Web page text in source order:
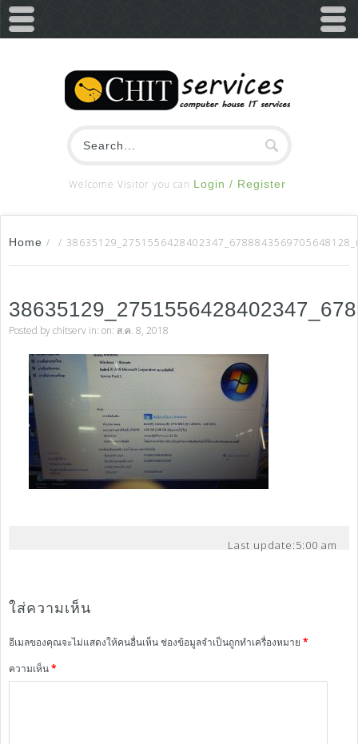
Welcome Visitor you can Login / Register
Home / /
Posted bychitserv in: on: ส.ค. 8, 2018
Last update:5:00 am
ใส่ความเห็น
อีเมลของคุณจะไม่แสดงให้คนอื่นเห็นช่องข้อมูลจำเป็นถูกทำเครื่องหมาย *
ความเห็น*